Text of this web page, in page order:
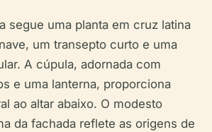
segue uma planta em cruz latina
um transepto curto e uma
A cúpula, adornada com
e uma lanterna, proporciona
ao altar abaixo. O modesto
da fachada reflete as origens de